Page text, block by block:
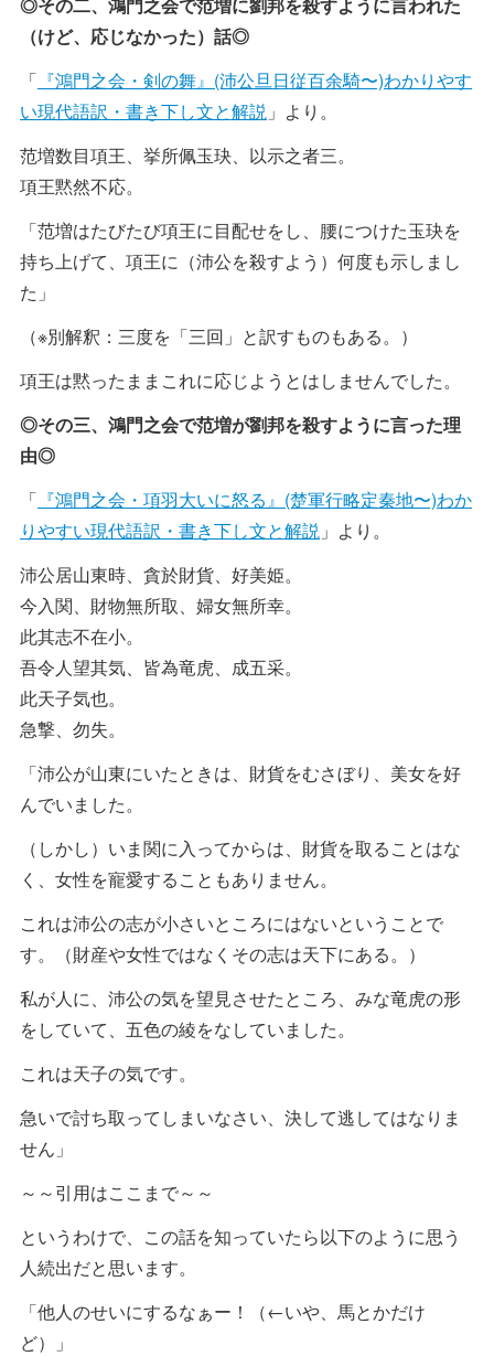
（けど、応じなかった）話◎
「 『鴻門之会・剣の舞』(沛公旦日従百余騎〜)わかりやす
い現代語訳・書き下し文と解説 」より。
范増数目項王、挙所佩玉玦、以示之者三。
項王黙然不応。
「范増はたびたび項王に目配せをし、腰につけた玉玦を
持ち上げて、項王に（沛公を殺すよう）何度も示しまし
た」
（※別解釈：三度を「三回」と訳すものもある。）
項王は黙ったままこれに応じようとはしませんでした。
◎その三、鴻門之会で范増が劉邦を殺すように言った理
由◎
「 『鴻門之会・項羽大いに怒る』(楚軍行略定秦地〜)わか
りやすい現代語訳・書き下し文と解説 」より。
沛公居山東時、貪於財貨、好美姫。
今入関、財物無所取、婦女無所幸。
此其志不在小。
吾令人望其気、皆為竜虎、成五采。
此天子気也。
急撃、勿失。
「沛公が山東にいたときは、財貨をむさぼり、美女を好
んでいました。
（しかし）いま関に入ってからは、財貨を取ることはな
く、女性を寵愛することもありません。
これは沛公の志が小さいところにはないということで
す。（財産や女性ではなくその志は天下にある。）
私が人に、沛公の気を望見させたところ、みな竜虎の形
をしていて、五色の綾をなしていました。
これは天子の気です。
急いで討ち取ってしまいなさい、決して逃してはなりま
せん」
～～引用はここまで～～
というわけで、この話を知っていたら以下のように思う
人続出だと思います。
「他人のせいにするなぁー！（←いや、馬とかだけ
ど）」